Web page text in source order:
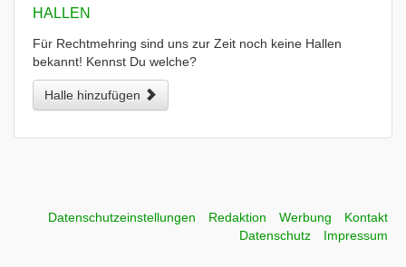
HALLEN
Für Rechtmehring sind uns zur Zeit noch keine Hallen
bekannt! Kennst Du welche?
Halle hinzufügen
Datenschutzeinstellungen Redaktion Werbung
Kontakt
Datenschutz
Impressum